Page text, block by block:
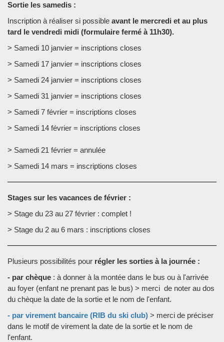
Sortie les samedis :
Inscription à réaliser si possible avant le mercredi et au plus
tard le vendredi midi (formulaire fermé à 11h30).
> Samedi 10 janvier = inscriptions closes
> Samedi 17 janvier = inscriptions closes
> Samedi 24 janvier = inscriptions closes
> Samedi 31 janvier = inscriptions closes
> Samedi 7 février = inscriptions closes
> Samedi 14 février = inscriptions closes
> Samedi 21 février = annulée
> Samedi 14 mars = inscriptions closes
Stages sur les vacances de février :
> Stage du 23 au 27 février : complet !
> Stage du 2 au 6 mars : inscriptions closes
Plusieurs possibilités pour régler les sorties à la journée :
- par chèque : à donner à la montée dans le bus ou à l'arrivée
au foyer (enfant ne prenant pas le bus) > merci de noter au dos
du chèque la date de la sortie et le nom de l'enfant.
- par virement bancaire (RIB du ski club) > merci de préciser
dans le motif de virement la date de la sortie et le nom de
l'enfant.